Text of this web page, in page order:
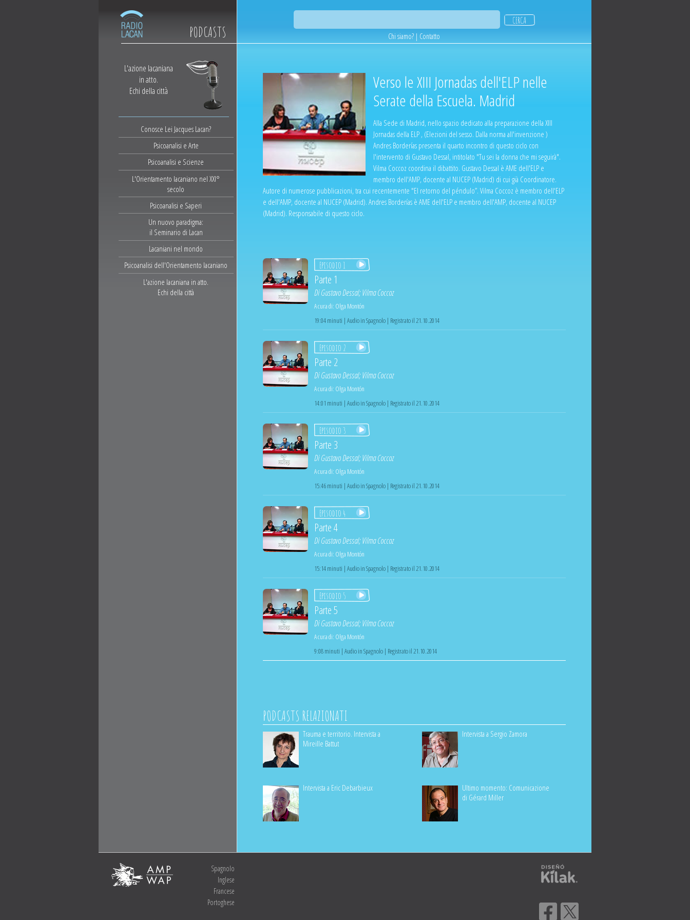
PODCASTS
L'azione lacaniana
in atto.
Echi della città
Conosce Lei Jacques Lacan?
Psicoanalisi e Arte
Psicoanalisi e Scienze
L'Orientamento lacaniano nel XXI°
secolo
Psicoanalisi e Saperi
Un nuovo paradigma:
il Seminario di Lacan
Lacaniani nel mondo
Psicoanalisi dell'Orientamento lacaniano
L'azione lacaniana in atto.
Echi della città
Chi siamo? | Contatto
Verso le XIII Jornadas dell'ELP nelle
Serate della Escuela. Madrid
Alla Sede di Madrid, nello spazio dedicato alla preparazione della XIII
Jornadas della ELP , (Elezioni del sesso. Dalla norma all'invenzione )
Andres Borderías presenta il quarto incontro di questo ciclo con
l'intervento di Gustavo Dessal, intitolato "Tu sei la donna che mi seguirà".
Vilma Coccoz coordina il dibattito. Gustavo Dessal è AME dell'ELP e
membro dell'AMP, docente al NUCEP (Madrid) di cui già Coordinatore.
Autore di numerose pubblicazioni, tra cui recentemente "El retorno del péndulo”. Vilma Coccoz è membro dell'ELP
e dell'AMP, docente al NUCEP (Madrid). Andres Borderías è AME dell'ELP e membro dell'AMP, docente al NUCEP
(Madrid). Responsabile di questo ciclo.
Episodio 1
Parte 1
DiGustavo Dessal;Vilma Coccoz
A cura di: Olga Montón
19:04 minuti | Audio in Spagnolo | Registrato il 21.10.2014
Episodio 2
Parte 2
DiGustavo Dessal;Vilma Coccoz
A cura di: Olga Montón
14:01 minuti | Audio in Spagnolo | Registrato il 21.10.2014
Episodio 3
Parte 3
DiGustavo Dessal;Vilma Coccoz
A cura di: Olga Montón
15:46 minuti | Audio in Spagnolo | Registrato il 21.10.2014
Episodio 4
Parte 4
DiGustavo Dessal;Vilma Coccoz
A cura di: Olga Montón
15:14 minuti | Audio in Spagnolo | Registrato il 21.10.2014
Episodio 5
Parte 5
DiGustavo Dessal;Vilma Coccoz
A cura di: Olga Montón
9:08 minuti | Audio in Spagnolo | Registrato il 21.10.2014
PODCASTS RELAZIONATI
Trauma e territorio. Intervista a
Mireille Battut
Intervista a Sergio Zamora
Intervista a Eric Debarbieux
Ultimo momento: Comunicazione
di Gérard Miller
Spagnolo
Inglese
Francese
Portoghese